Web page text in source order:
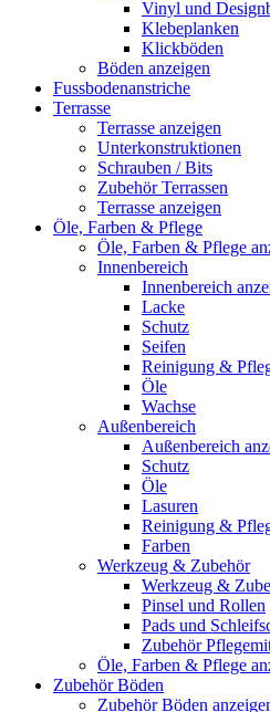
Vinyl und
Klebeplanken
Klickböden
Böden anzeigen
Fussbodenanstriche
Terrasse
Terrasse anzeigen
Unterkonstruktionen
Schrauben / Bits
Zubehör Terrassen
Terrasse anzeigen
Öle, Farben & Pflege
Öle, Farben & Pflege
Innenbereich
Innenbereich
Lacke
Schutz
Seifen
Reinigung &
Öle
Wachse
Außenbereich
Außenbereich
Schutz
Öle
Lasuren
Reinigung &
Farben
Werkzeug & Zubehör
Werkzeug &
Pinsel und Rollen
Pads und
Zubehör
Öle, Farben & Pflege
Zubehör Böden
Zubehör Böden